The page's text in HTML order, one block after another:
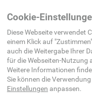
Beschlag
Länge, mm
Cookie-
Diese Webseite verwendet
einem Klick auf "Zustimmen
auch die Weitergabe Ihrer
für dieWebseiten-Nutzung
Weitere Informationen
Sie können die
Einstellungen anpassen.